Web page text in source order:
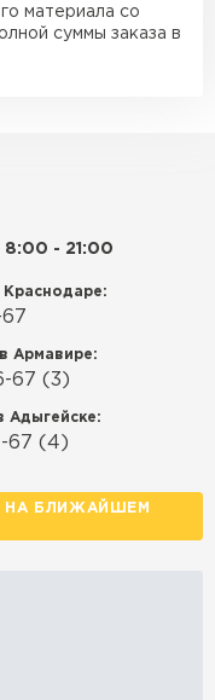
материала со
суммы заказа в
- 21:00
Армавире:
67 (3)
Адыгейске:
67 (4)
НА БЛИЖАЙШЕМ